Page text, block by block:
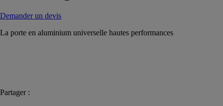
Demander un devis
La porte en aluminium universelle hautes performances
Partager :